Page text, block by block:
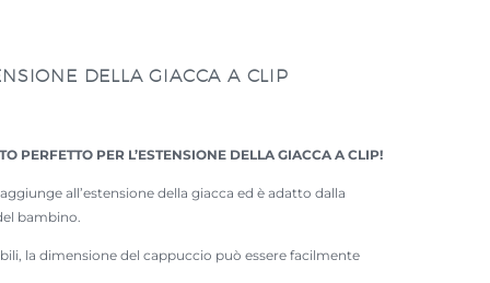
DELLA GIACCA A CLIP
PERFETTO PER L’ESTENSIONE DELLA GIACCA A CLIP!
all’estensione della giacca ed è adatto dalla
bambino.
la dimensione del cappuccio può essere facilmente